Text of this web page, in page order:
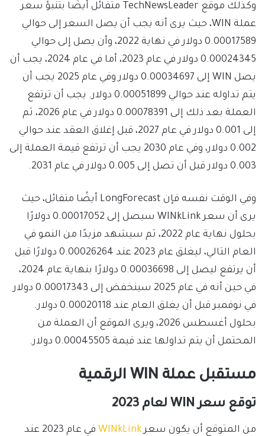
وكذلك موقع TechNewsLeader متفائل أيضًا بتنبؤ سعر
عملة WIN، حيث يرى أنه يجب أن يصل السعر إلى حوالي
0.00017589 دولار في نهاية 2022، وأن يصل إلى حوالي
0.00024345 دولار في عام 2023، أما في عام 2024، يجب أن
يصل WIN إلى 0.00034697 دولار وفي عام 2025 يجب أن
يتم تداوله عند حوالي 0.00051899 دولار. يجب أن ترتفع
العملة بعد ذلك إلى 0.00078391 دولار في عام 2026، ثم
إلى 0.001 دولار في عام 2027، قبل إغلاق العقد عند حوالي
0.002 دولار، وفي عام 2030 يجب أن ترتفع قيمة العملة إلى
0.003 دولار قبل أن تصل إلى 0.005 دولار في عام 2031.
وفي الوقت نفسه فإن LongForecast أيضًا متفائل، حيث
يرى أن سعر WINkLink سيصل إلى 0.00017052 دولارًا
بحلول نهاية عام 2022، ثم سيشهد مزيدًا من النمو في
العام التالي، ليغلق عام 2023 عند 0.00026264 دولارًا قبل
أن يرتفع ليصل إلى 0.00036698 دولارًا بنهاية عام 2024،
في حين أنه في عام 2025 سينخفض ​​إلى 0.00017343 دولار
في نوفمبر قبل أن يغلق العام عند 0.00020118 دولار.
بحلول أغسطس 2026، ويرى الموقع أن العملة من
المحتمل أن يتم تداولها عند قيمة 0.00045505 دولار.
مستقبل عملة WIN الرقمية
توقع سعر WIN لعام 2023
من المتوقع أن يكون سعرWINkLink
في عام 2023 عند